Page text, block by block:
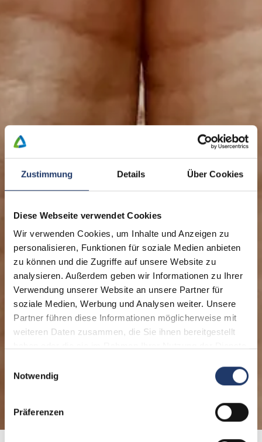
Zustimmung Details Über Cookies
Diese Webseite verwendet Cookies
Wir verwenden Cookies, um Inhalte und Anzeigen zu
personalisieren, Funktionen für soziale Medien anbieten
zu können und die Zugriffe auf unsere Website zu
analysieren. Außerdem geben wir Informationen zu Ihrer
Verwendung unserer Website an unsere Partner für
soziale Medien, Werbung und Analysen weiter. Unsere
Partner führen diese Informationen möglicherweise mit
weiteren Daten zusammen, die Sie ihnen bereitgestellt
Notwendig
Präferenzen